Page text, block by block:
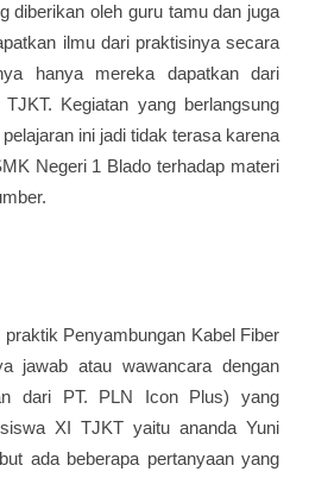
diberikan oleh guru tamu dan juga
ilmu dari praktisinya secara
hanya mereka dapatkan dari
Kegiatan yang berlangsung
ini jadi tidak terasa karena
Negeri 1 Blado terhadap materi
Penyambungan Kabel Fiber
jawab atau wawancara dengan
dari PT. PLN Icon Plus) yang
XI TJKT yaitu ananda Yuni
ada beberapa pertanyaan yang